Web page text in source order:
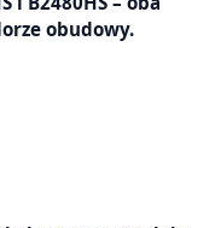
obudowy.